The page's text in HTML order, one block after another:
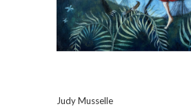
Judy Musselle